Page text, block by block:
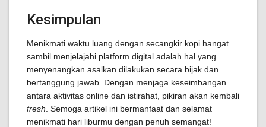
Kesimpulan
Menikmati waktu luang dengan secangkir kopi hangat
sambil menjelajahi platform digital adalah hal yang
menyenangkan asalkan dilakukan secara bijak dan
bertanggung jawab. Dengan menjaga keseimbangan
antara aktivitas online dan istirahat, pikiran akan kembali
fresh . Semoga artikel ini bermanfaat dan selamat
menikmati hari liburmu dengan penuh semangat!